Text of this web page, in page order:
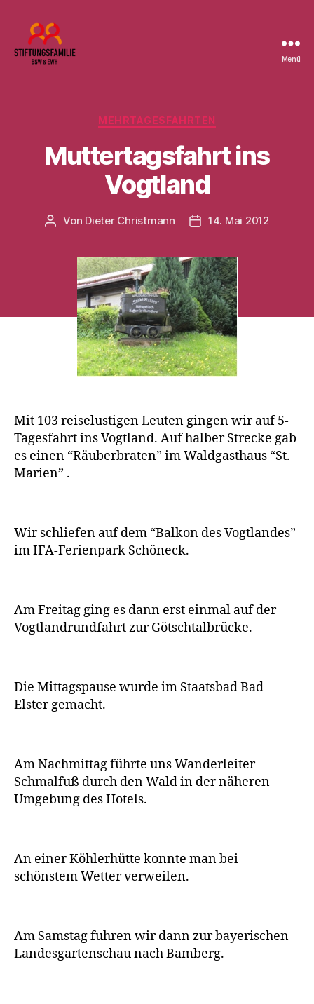
Menü
Kategorien
MEHRTAGESFAHRTEN
Muttertagsfahrt ins
Vogtland
Beitragsautor
Von Dieter Christmann Beitragsdatum
14. Mai 2012
Mit 103 reiselustigen Leuten gingen wir auf 5-
Tagesfahrt ins Vogtland. Auf halber Strecke gab
es einen “Räuberbraten” im Waldgasthaus “St.
Marien” .
Wir schliefen auf dem “Balkon des Vogtlandes”
im IFA-Ferienpark Schöneck.
Am Freitag ging es dann erst einmal auf der
Vogtlandrundfahrt zur Götschtalbrücke.
Die Mittagspause wurde im Staatsbad Bad
Elster gemacht.
Am Nachmittag führte uns Wanderleiter
Schmalfuß durch den Wald in der näheren
Umgebung des Hotels.
An einer Köhlerhütte konnte man bei
schönstem Wetter verweilen.
Am Samstag fuhren wir dann zur bayerischen
Landesgartenschau nach Bamberg.